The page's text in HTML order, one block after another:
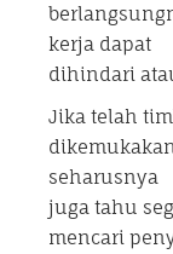
kerja dapat
dihindari
Jika telah
seharusnya
juga tahu
mencari